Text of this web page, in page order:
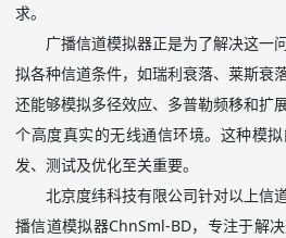
求。
广播信道模拟器正是为了解决这一
拟各种信道条件，如瑞利衰落、莱斯衰
还能够模拟多径效应、多普勒频移和扩
个高度真实的无线通信环境。这种模
发、测试及优化至关重要。
北京度纬科技有限公司针对以上信
播信道模拟器ChnSml-BD，专注于解